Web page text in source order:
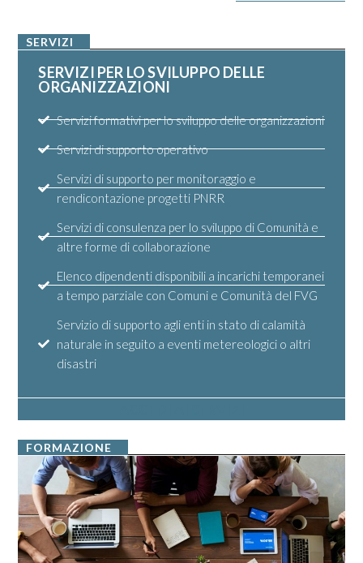
SERVIZI
SERVIZI PER LO SVILUPPO DELLE
ORGANIZZAZIONI
Servizi formativi per lo sviluppo delle organizzazioni
Servizi di supporto operativo
Servizi di supporto per monitoraggio e
rendicontazione progetti PNRR
Servizi di consulenza per lo sviluppo di Comunità e
altre forme di collaborazione
Elenco dipendenti disponibili a incarichi temporanei
a tempo parziale con Comuni e Comunità del FVG
Servizio di supporto agli enti in stato di calamità
naturale in seguito a eventi metereologici o altri
disastri
FORMAZIONE